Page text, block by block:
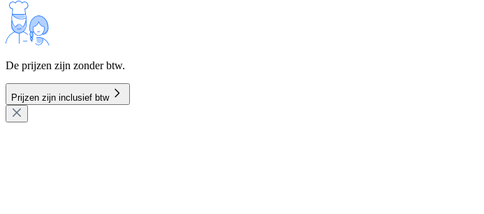
De prijzen zijn zonder btw.
Prijzen zijn inclusief btw